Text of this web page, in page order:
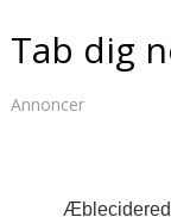
Tab dig
Annoncer